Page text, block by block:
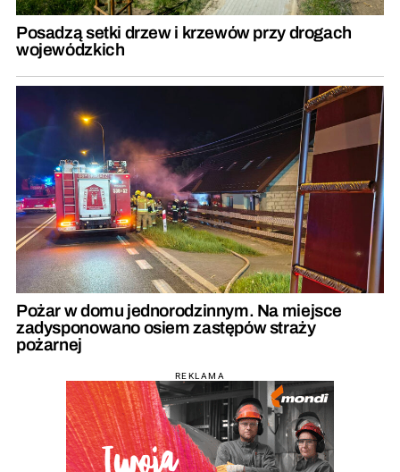
Posadzą setki drzew i krzewów przy drogach
wojewódzkich
Pożar w domu jednorodzinnym. Na miejsce
zadysponowano osiem zastępów straży
pożarnej
REKLAMA